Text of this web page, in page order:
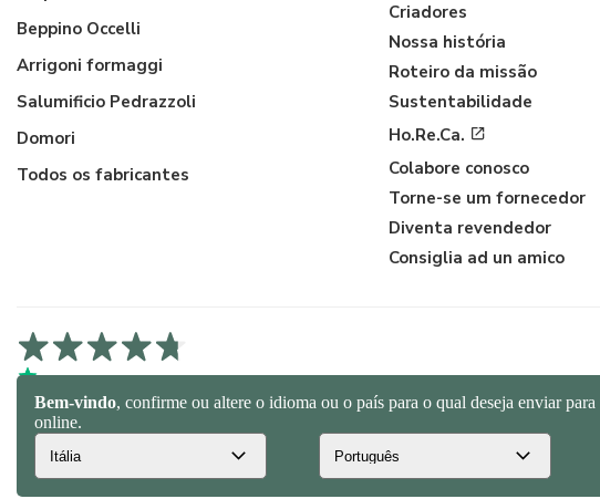
Beppino Occelli
Arrigoni formaggi
Salumificio Pedrazzoli
Domori
Todos os fabricantes
Criadores
Nossa história
Roteiro da missão
Sustentabilidade
Ho.Re.Ca.
Colabore conosco
Torne-se um fornecedor
Diventa revendedor
Consiglia ad un amico
4,7/5 na Trustpilot
4,9/5 na Trustcart
4,7/5 no Google
© 2026 Spaghetti e Mandolino SRL - Società Benefit | Verona - Italy | +39 351